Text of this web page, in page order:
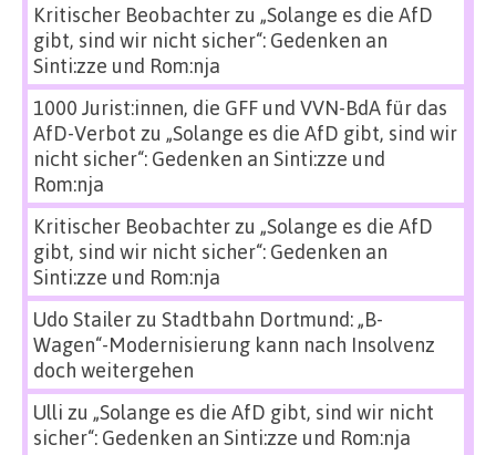
Kritischer Beobachterzu „Solange es die AfD
gibt, sind wir nicht sicher“: Gedenken an
Sinti:zze und Rom:nja
1000 Jurist:innen, die GFF und VVN-BdA für das
AfD-Verbot zu „Solange es die AfD gibt, sind wir
nicht sicher“: Gedenken an Sinti:zze und
Rom:nja
Kritischer Beobachterzu „Solange es die AfD
gibt, sind wir nicht sicher“: Gedenken an
Sinti:zze und Rom:nja
Udo Stailerzu Stadtbahn Dortmund: „B-
Wagen“-Modernisierung kann nach Insolvenz
doch weitergehen
Ulli zu „Solange es die AfD gibt, sind wir nicht
sicher“: Gedenken an Sinti:zze und Rom:nja